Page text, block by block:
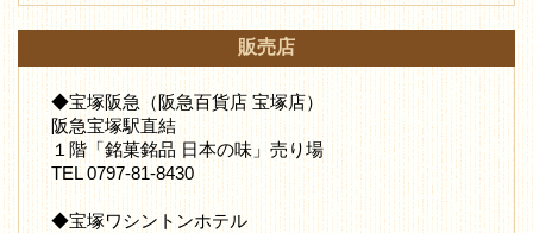
販売店
◆宝塚阪急（阪急百貨店 宝塚店）
阪急宝塚駅直結
１階「銘菓銘品 日本の味」売り場
TEL 0797-81-8430
◆宝塚ワシントンホテル